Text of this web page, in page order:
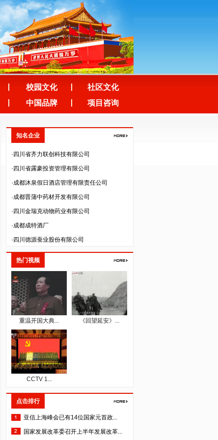
校园文化
社区文化
中国品牌 项目咨询
知名企业
·四川空分设备（集团）有限公司
·四川泽昌集团有限公司
·中韬华益税务师事务所（成都）有限公司
·成都人人公义文化传播有限公司
·四川美森农业技术开发有限责任公司
·四川纵横天下旅游资源开发有限责任公司
·四川云百汇贸易股份有限公司
·深圳市生命能量文化传播有限公司
·四川省三台县惠天农业科技有限公司
·成都万良菌业开发有限公司
·四川省仁康盛健康咨询服务有限公司
·成都佳源大繁生态农业发展有限公司
·成都一辰建材有限公司
·成都派立食品有限公司
·四川国秀文化艺术传播有限公司
·四川格维生物科技开发有限公司
·四川空分设备（集团）有限公司
·中韬华益税务师事务所（成都）有限公司
·成都人人公义文化传播有限公司
·四川美森农业技术开发有限责任公司
热门视频
重温开国大典... 《回望延安》...
CCTV 1...
点击排行
亚信上海峰会已有14位国家元首政...
国家发展改革委召开上半年发展改革...